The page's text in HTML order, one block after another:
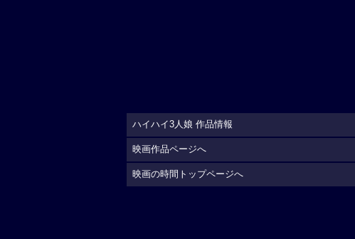
ハイハイ3人娘 作品情報
映画作品ページへ
映画の時間トップページへ